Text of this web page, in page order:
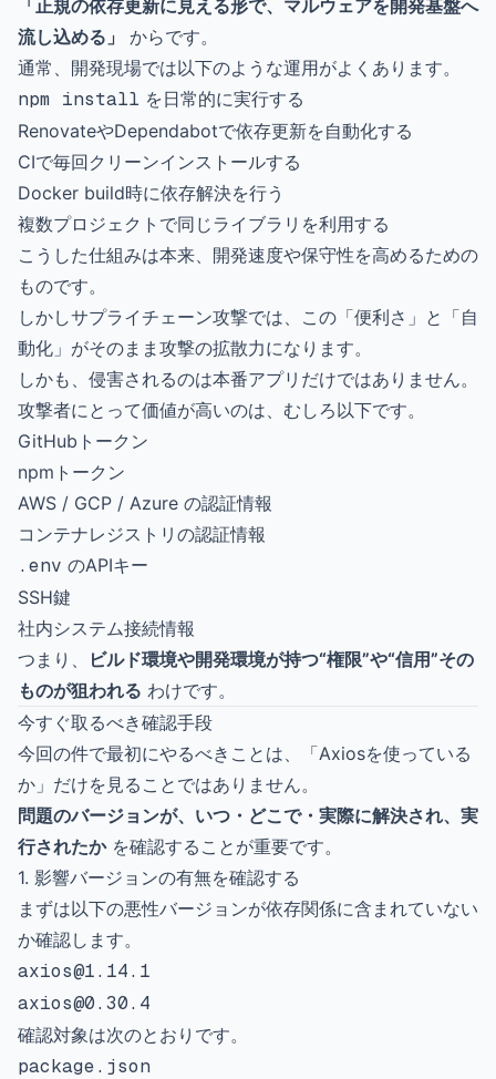
「正規の依存更新に見える形で、マルウェアを開発基盤へ
流し込める」
からです。
通常、開発現場では以下のような運用がよくあります。
npm install を日常的に実行する
RenovateやDependabotで依存更新を自動化する
CIで毎回クリーンインストールする
Docker build時に依存解決を行う
複数プロジェクトで同じライブラリを利用する
こうした仕組みは本来、開発速度や保守性を高めるための
ものです。
しかしサプライチェーン攻撃では、この「便利さ」と「自
動化」がそのまま攻撃の拡散力になります。
しかも、侵害されるのは本番アプリだけではありません。
攻撃者にとって価値が高いのは、むしろ以下です。
GitHubトークン
npmトークン
AWS / GCP / Azure の認証情報
コンテナレジストリの認証情報
.env のAPIキー
SSH鍵
社内システム接続情報
つまり、
ビルド環境や開発環境が持つ“権限”や“信用”その
ものが狙われる わけです。
今すぐ取るべき確認手段
今回の件で最初にやるべきことは、「Axiosを使っている
か」だけを見ることではありません。
問題のバージョンが、いつ・どこで・実際に解決され、実
行されたかを確認することが重要です。
1. 影響バージョンの有無を確認する
まずは以下の悪性バージョンが依存関係に含まれていない
か確認します。
axios@1.14.1
axios@0.30.4
確認対象は次のとおりです。
package.json